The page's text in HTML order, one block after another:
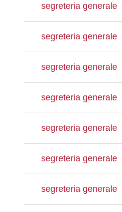
segreteria generale
segreteria generale
segreteria generale
segreteria generale
segreteria generale
segreteria generale
segreteria generale